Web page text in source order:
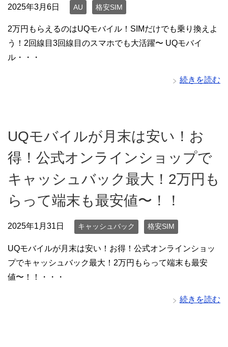
2025年3月6日 AU 格安SIM
2万円もらえるのはUQモバイル！SIMだけでも乗り換えよ
う！2回線目3回線目のスマホでも大活躍〜 UQモバイ
ル・・・
続きを読む
UQモバイルが月末は安い！お
得！公式オンラインショップで
キャッシュバック最大！2万円も
らって端末も最安値〜！！
2025年1月31日 キャッシュバック 格安SIM
UQモバイルが月末は安い！お得！公式オンラインショッ
プでキャッシュバック最大！2万円もらって端末も最安
値〜！！・・・
続きを読む